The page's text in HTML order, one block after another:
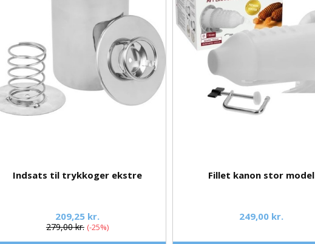
Indsats til trykkoger ekstre
209,25 kr.
279,00 kr. -25%
Fillet kanon stor model
249,00 kr.